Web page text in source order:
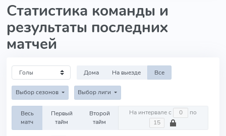
Статистика команды и
результаты последних
матчей
Дома На выезде Все
Выбор сезонов Выбор лиги
Весь
матч
Первый
тайм
Второй
тайм
На интервале с по